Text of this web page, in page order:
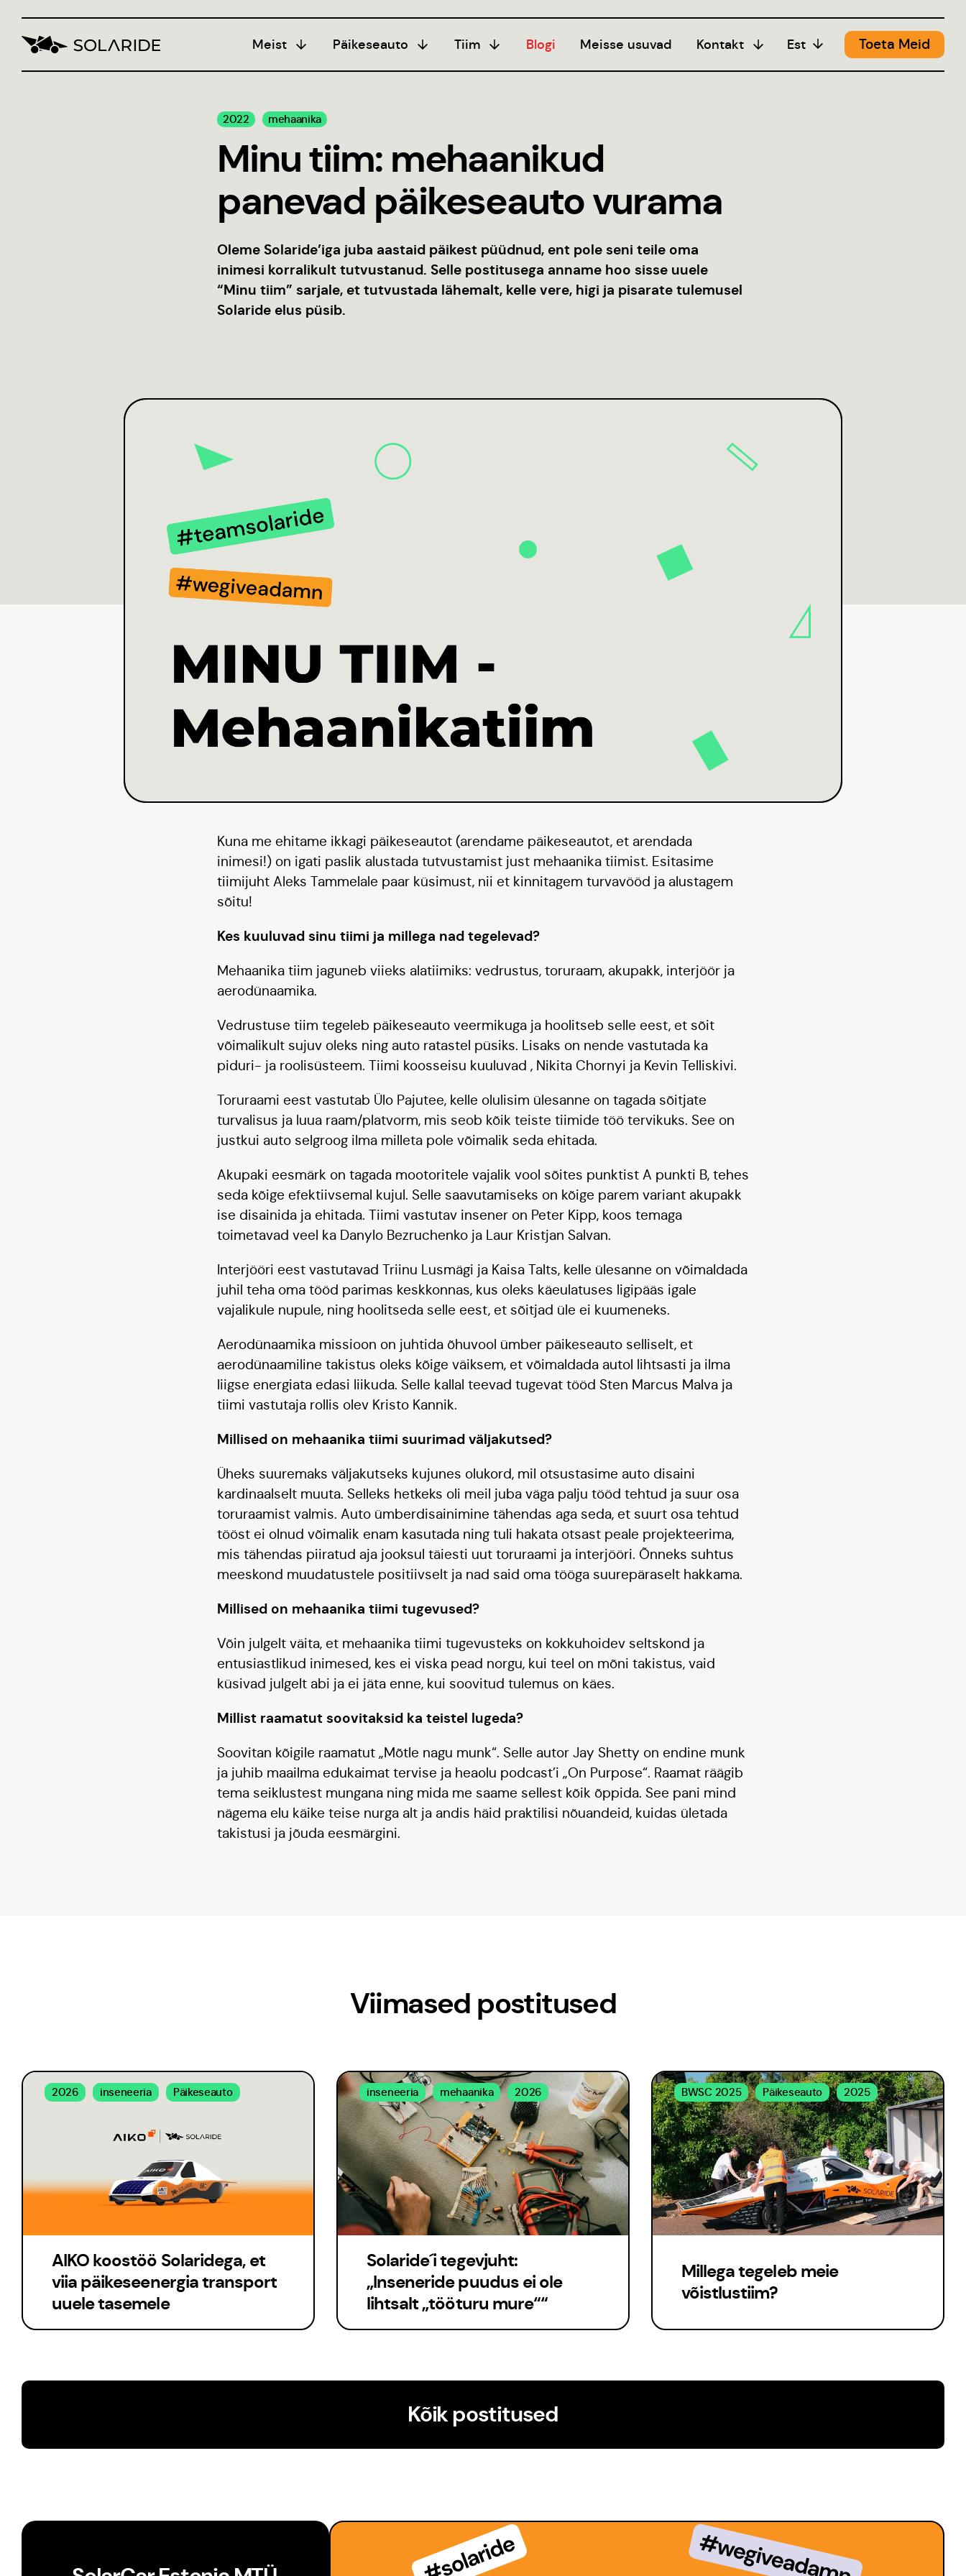
Meist
Blogi
Inseneeria
Stiilijuhend
Päikeseauto
22/23
Hooaeg III
24/25
Tiim Blogi Meisse usuvad Kontakt Est Toeta Meid
2022 mehaanika
Minu tiim: mehaanikud
panevad päikeseauto vurama
Oleme Solaride’iga juba aastaid päikest püüdnud, ent pole seni teile oma
inimesi korralikult tutvustanud. Selle postitusega anname hoo sisse uuele
“Minu tiim” sarjale, et tutvustada lähemalt, kelle vere, higi ja pisarate tulemusel
Solaride elus püsib.
Kuna me ehitame ikkagi päikeseautot (arendame päikeseautot, et arendada
inimesi!) on igati paslik alustada tutvustamist just mehaanika tiimist. Esitasime
tiimijuht Aleks Tammelale paar küsimust, nii et kinnitagem turvavööd ja alustagem
sõitu!
Kes kuuluvad sinu tiimi ja millega nad tegelevad?
Mehaanika tiim jaguneb viieks alatiimiks: vedrustus, toruraam, akupakk, interjöör ja
aerodünaamika.
Vedrustuse tiim tegeleb päikeseauto veermikuga ja hoolitseb selle eest, et sõit
võimalikult sujuv oleks ning auto ratastel püsiks. Lisaks on nende vastutada ka
piduri- ja roolisüsteem. Tiimi koosseisu kuuluvad , Nikita Chornyi ja Kevin Telliskivi.
Toruraami eest vastutab Ülo Pajutee, kelle olulisim ülesanne on tagada sõitjate
turvalisus ja luua raam/platvorm, mis seob kõik teiste tiimide töö tervikuks. See on
justkui auto selgroog ilma milleta pole võimalik seda ehitada.
Akupaki eesmärk on tagada mootoritele vajalik vool sõites punktist A punkti B, tehes
seda kõige efektiivsemal kujul. Selle saavutamiseks on kõige parem variant akupakk
ise disainida ja ehitada. Tiimi vastutav insener on Peter Kipp, koos temaga
toimetavad veel ka Danylo Bezruchenko ja Laur Kristjan Salvan.
Interjööri eest vastutavad Triinu Lusmägi ja Kaisa Talts, kelle ülesanne on võimaldada
juhil teha oma tööd parimas keskkonnas, kus oleks käeulatuses ligipääs igale
vajalikule nupule, ning hoolitseda selle eest, et sõitjad üle ei kuumeneks.
Aerodünaamika missioon on juhtida õhuvool ümber päikeseauto selliselt, et
aerodünaamiline takistus oleks kõige väiksem, et võimaldada autol lihtsasti ja ilma
liigse energiata edasi liikuda. Selle kallal teevad tugevat tööd Sten Marcus Malva ja
tiimi vastutaja rollis olev Kristo Kannik.
Millised on mehaanika tiimi suurimad väljakutsed?
Üheks suuremaks väljakutseks kujunes olukord, mil otsustasime auto disaini
kardinaalselt muuta. Selleks hetkeks oli meil juba väga palju tööd tehtud ja suur osa
toruraamist valmis. Auto ümberdisainimine tähendas aga seda, et suurt osa tehtud
tööst ei olnud võimalik enam kasutada ning tuli hakata otsast peale projekteerima,
mis tähendas piiratud aja jooksul täiesti uut toruraami ja interjööri. Õnneks suhtus
meeskond muudatustele positiivselt ja nad said oma tööga suurepäraselt hakkama.
Millised on mehaanika tiimi tugevused?
Võin julgelt väita, et mehaanika tiimi tugevusteks on kokkuhoidev seltskond ja
entusiastlikud inimesed, kes ei viska pead norgu, kui teel on mõni takistus, vaid
küsivad julgelt abi ja ei jäta enne, kui soovitud tulemus on käes.
Millist raamatut soovitaksid ka teistel lugeda?
Soovitan kõigile raamatut „Mõtle nagu munk“. Selle autor Jay Shetty on endine munk
ja juhib maailma edukaimat tervise ja heaolu podcast’i „On Purpose“. Raamat räägib
tema seiklustest mungana ning mida me saame sellest kõik õppida. See pani mind
nägema elu käike teise nurga alt ja andis häid praktilisi nõuandeid, kuidas ületada
takistusi ja jõuda eesmärgini.
Viimased postitused
2026 inseneeria Päikeseauto
AIKO koostöö Solaridega, et
viia päikeseenergia transport
uuele tasemele
inseneeria mehaanika 2026
Solaride´i tegevjuht:
„Inseneride puudus ei ole
lihtsalt „tööturu mure““
BWSC 2025 Päikeseauto 2025
Millega tegeleb meie
võistlustiim?
Kõik postitused